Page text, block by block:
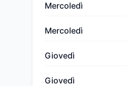
Mercoledì
Mercoledì
Giovedì
Giovedì